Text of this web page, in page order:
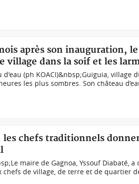
après son inauguration,
village dans la soif et les
(ph KOACI)&nbsp;Guiguia, village
les plus sombres. Son château
les chefs traditionnels
maire de Gagnoa, Yssouf Diabaté,
chefs de village, de terre et de quartier